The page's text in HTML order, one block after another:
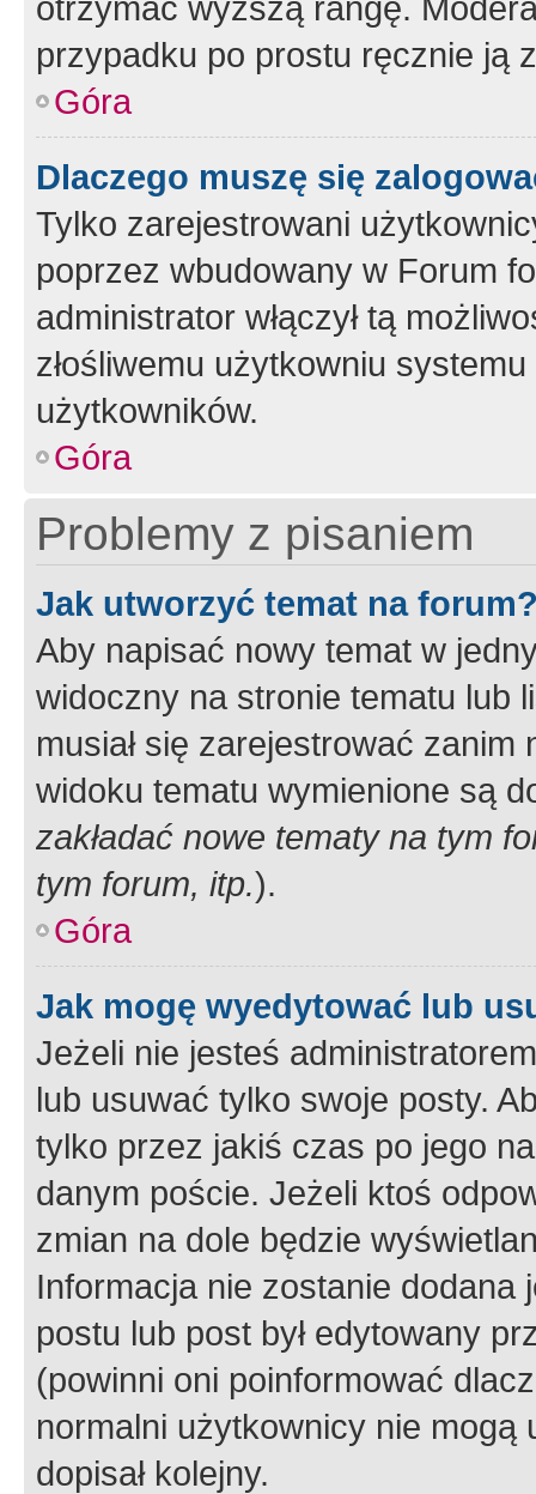
przypadku po prostu ręcznie ją
Góra
Dlaczego muszę się
Tylko zarejestrowani
poprzez wbudowany w Forum
administrator włączył tą
złośliwemu użytkowniu
użytkowników.
Góra
Problemy z pisaniem
Jak utworzyć temat na
Aby napisać nowy temat w
widoczny na stronie tematu lub
musiał się zarejestrować
widoku tematu wymienione są
zakładać nowe tematy na tym
tym forum, itp.).
Góra
Jak mogę wyedytować lub
Jeżeli nie jesteś
lub usuwać tylko swoje posty.
tylko przez jakiś czas po jego
danym poście. Jeżeli ktoś
zmian na dole będzie
Informacja nie zostanie dodana
postu lub post był edytowany
(powinni oni poinformować
normalni użytkownicy nie
dopisał kolejny.